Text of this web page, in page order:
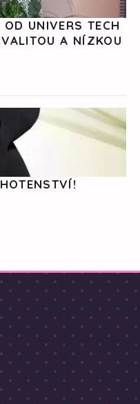
UNIVERS TECH
A NÍZKOU